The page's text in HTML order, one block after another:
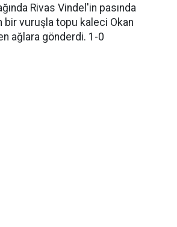
Rivas Vindel'in pasında
bir vuruşla topu kaleci Okan
ağlara gönderdi. 1-0